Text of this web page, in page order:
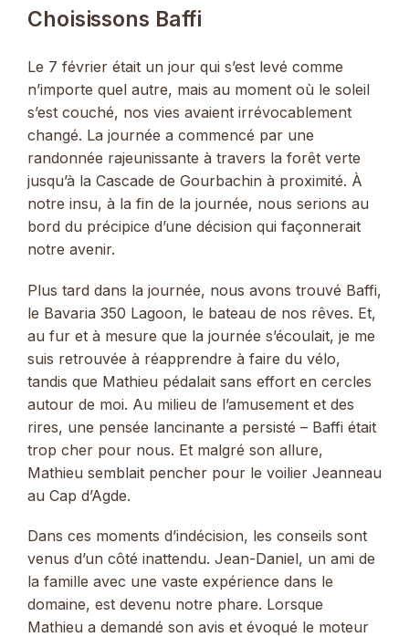
Choisissons Baffi
Le 7 février était un jour qui s’est levé comme
n’importe quel autre, mais au moment où le soleil
s’est couché, nos vies avaient irrévocablement
changé. La journée a commencé par une
randonnée rajeunissante à travers la forêt verte
jusqu’à la Cascade de Gourbachin à proximité. À
notre insu, à la fin de la journée, nous serions au
bord du précipice d’une décision qui façonnerait
notre avenir.
Plus tard dans la journée, nous avons trouvé Baffi,
le Bavaria 350 Lagoon, le bateau de nos rêves. Et,
au fur et à mesure que la journée s’écoulait, je me
suis retrouvée à réapprendre à faire du vélo,
tandis que Mathieu pédalait sans effort en cercles
autour de moi. Au milieu de l’amusement et des
rires, une pensée lancinante a persisté – Baffi était
trop cher pour nous. Et malgré son allure,
Mathieu semblait pencher pour le voilier Jeanneau
au Cap d’Agde.
Dans ces moments d’indécision, les conseils sont
venus d’un côté inattendu. Jean-Daniel, un ami de
la famille avec une vaste expérience dans le
domaine, est devenu notre phare. Lorsque
Mathieu a demandé son avis et évoqué le moteur